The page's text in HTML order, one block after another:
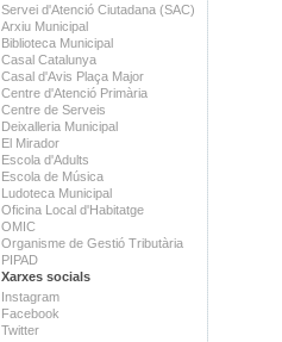
Servei d'Atenció Ciutadana (SAC)
Arxiu Municipal
Biblioteca Municipal
Casal Catalunya
Casal d'Avis Plaça Major
Centre d'Atenció Primària
Centre de Serveis
Deixalleria Municipal
El Mirador
Escola d'Adults
Escola de Música
Ludoteca Municipal
Oficina Local d'Habitatge
OMIC
Organisme de Gestió Tributària
PIPAD
Xarxes socials
Instagram
Facebook
Twitter